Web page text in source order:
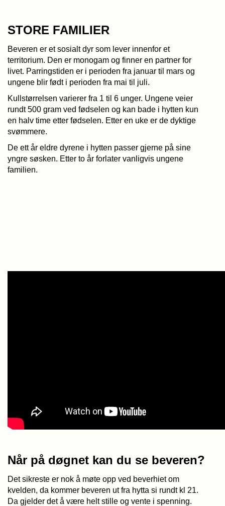
STORE FAMILIER
Beveren er et sosialt dyr som lever innenfor et
territorium. Den er monogam og finner en partner for
livet. Parringstiden er i perioden fra januar til mars og
ungene blir født i perioden fra mai til juli.
Kullstørrelsen varierer fra 1 til 6 unger. Ungene veier
rundt 500 gram ved fødselen og kan bade i hytten kun
en halv time etter fødselen. Etter en uke er de dyktige
svømmere.
De ett år eldre dyrene i hytten passer gjerne på sine
yngre søsken. Etter to år forlater vanligvis ungene
familien.
Når på døgnet kan du se beveren?
Det sikreste er nok å møte opp ved beverhiet om
kvelden, da kommer beveren ut fra hytta si rundt kl 21.
Da gjelder det å være helt stille og vente i spenning.